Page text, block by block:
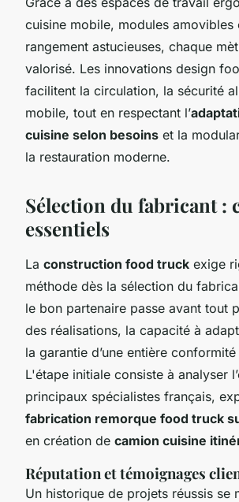
cuisine mobile, modules amovibles
rangement astucieuses, chaque
valorisé. Les innovations design
facilitent la circulation, la sécurité
mobile, tout en respectant l’
cuisine selon besoins et la
la restauration moderne.
Sélection du fabricant :
essentiels
La construction food truck exige
méthode dès la sélection du
le bon partenaire passe avant tout
des réalisations, la capacité à
la garantie d’une entière
L'étape initiale consiste à analyser
principaux spécialistes français,
fabrication remorque food truck
en création de camion cuisine
Réputation et témoignages
Un historique de projets réussis se